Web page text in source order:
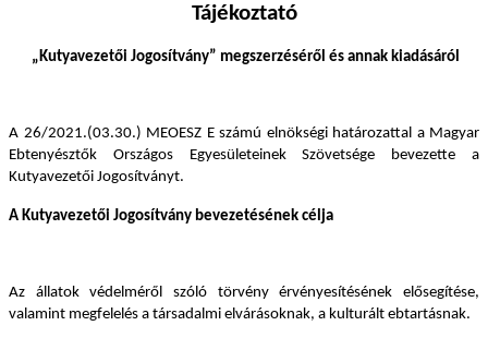
Tájékoztató
„Kutyavezetői Jogosítvány” megszerzéséről és annak kiadásáról
A 26/2021.(03.30.) MEOESZ E számú elnökségi határozattal a Magyar
Ebtenyésztők Országos Egyesületeinek Szövetsége bevezette a
Kutyavezetői Jogosítványt.
A Kutyavezetői Jogosítvány bevezetésének célja
Az állatok védelméről szóló törvény érvényesítésének elősegítése,
valamint megfelelés a társadalmi elvárásoknak, a kulturált ebtartásnak.